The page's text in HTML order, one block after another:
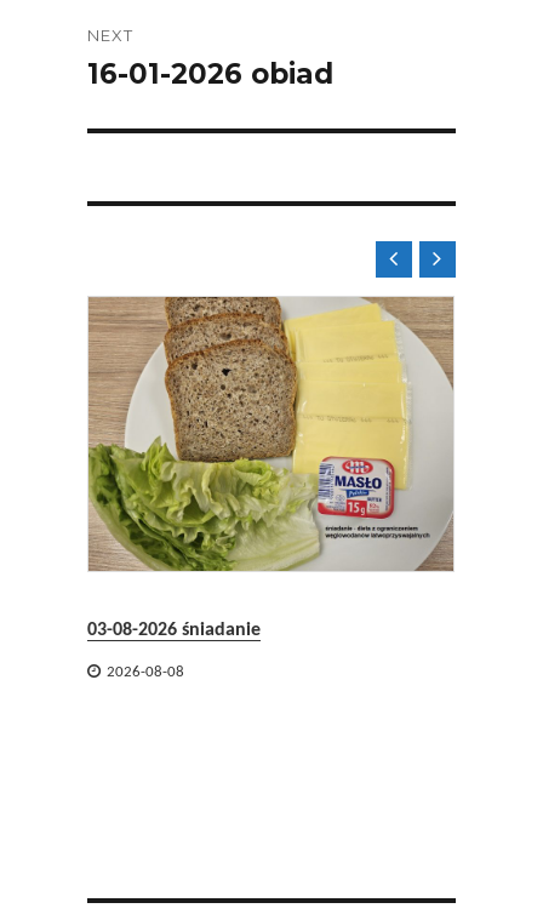
NEXT
Next
16-01-2026 obiad

03-08-2026 śniadanie
 2026-08-08
